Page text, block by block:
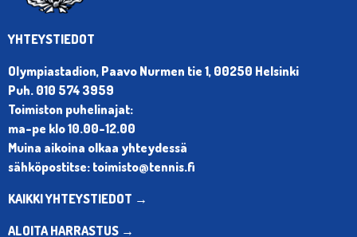
YHTEYSTIEDOT
Olympiastadion, Paavo Nurmen tie 1, 00250 Helsinki
Puh. 010 574 3959
Toimiston puhelinajat:
ma-pe klo 10.00-12.00
Muina aikoina olkaa yhteydessä
sähköpostitse: toimisto@tennis.fi
KAIKKI YHTEYSTIEDOT →
ALOITA HARRASTUS →